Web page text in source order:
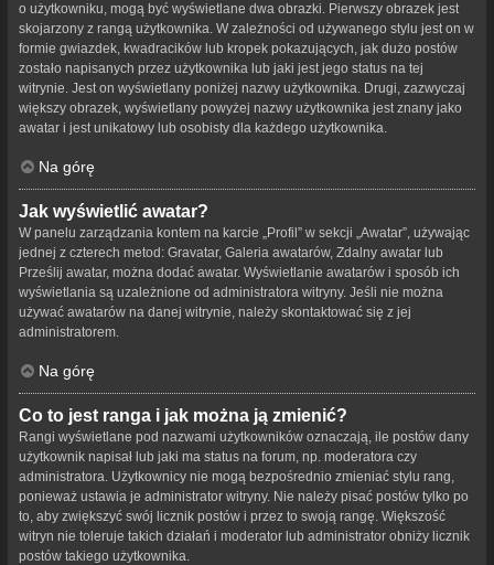
o użytkowniku, mogą być wyświetlane dwa obrazki. Pierwszy obrazek jest
skojarzony z rangą użytkownika. W zależności od używanego stylu jest on w
formie gwiazdek, kwadracików lub kropek pokazujących, jak dużo postów
zostało napisanych przez użytkownika lub jaki jest jego status na tej
witrynie. Jest on wyświetlany poniżej nazwy użytkownika. Drugi, zazwyczaj
większy obrazek, wyświetlany powyżej nazwy użytkownika jest znany jako
awatar i jest unikatowy lub osobisty dla każdego użytkownika.
Na górę
Jak wyświetlić awatar?
W panelu zarządzania kontem na karcie „Profil” w sekcji „Awatar”, używając
jednej z czterech metod: Gravatar, Galeria awatarów, Zdalny awatar lub
Prześlij awatar, można dodać awatar. Wyświetlanie awatarów i sposób ich
wyświetlania są uzależnione od administratora witryny. Jeśli nie można
używać awatarów na danej witrynie, należy skontaktować się z jej
administratorem.
Na górę
Co to jest ranga i jak można ją zmienić?
Rangi wyświetlane pod nazwami użytkowników oznaczają, ile postów dany
użytkownik napisał lub jaki ma status na forum, np. moderatora czy
administratora. Użytkownicy nie mogą bezpośrednio zmieniać stylu rang,
ponieważ ustawia je administrator witryny. Nie należy pisać postów tylko po
to, aby zwiększyć swój licznik postów i przez to swoją rangę. Większość
witryn nie toleruje takich działań i moderator lub administrator obniży licznik
postów takiego użytkownika.